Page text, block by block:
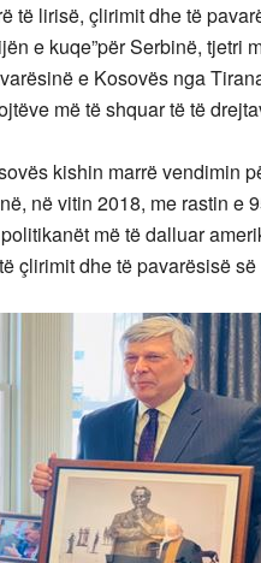
të lirisë, çlirimit dhe të
e kuqe”për Serbinë, tjetri
e Kosovës nga
më të shquar të të
kishin marrë vendimin
në vitin 2018, me rastin e
më të dalluar
çlirimit dhe të pavarësisë